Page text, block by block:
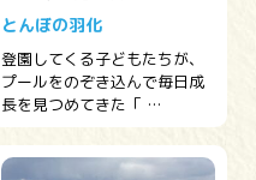
とんぼの羽化
登園してくる子どもたちが、
プールをのぞき込んで毎日成
長を見つめてきた「 …